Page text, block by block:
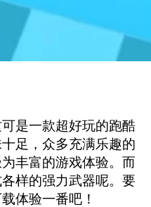
是一款超好玩的跑酷
足，众多充满乐趣的
丰富的游戏体验。而
样的强力武器呢。要
体验一番吧！